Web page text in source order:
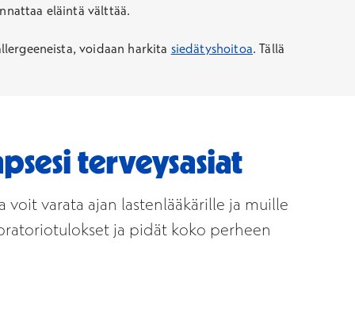
eläintä välttää.
voidaan harkita siedätyshoitoa. Tällä
terveysasiat
varata ajan lastenlääkärille ja muille
ja pidät koko perheen